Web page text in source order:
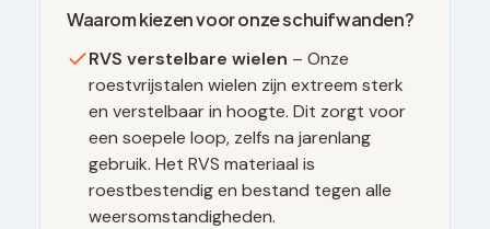
Waarom kiezen voor onze schuifwanden?
RVS verstelbare wielen – Onze
roestvrijstalen wielen zijn extreem sterk
en verstelbaar in hoogte. Dit zorgt voor
een soepele loop, zelfs na jarenlang
gebruik. Het RVS materiaal is
roestbestendig en bestand tegen alle
weersomstandigheden.